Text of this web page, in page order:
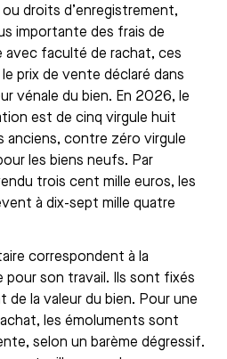
droits d’enregistrement,
importante des frais de
avec faculté de rachat, ces
prix de vente déclaré dans
vénale du bien. En 2026, le
est de cinq virgule huit
anciens, contre zéro virgule
les biens neufs. Par
trois cent mille euros, les
à dix-sept mille quatre
correspondent à la
pour son travail. Ils sont fixés
la valeur du bien. Pour une
les émoluments sont
selon un barème dégressif.